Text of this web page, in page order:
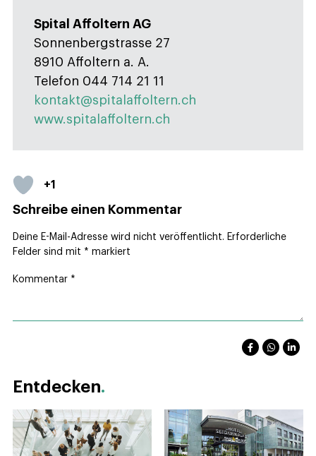
Spital Affoltern AG
Sonnenbergstrasse 27
8910 Affoltern a. A.
Telefon 044 714 21 11
kontakt@spitalaffoltern.ch
www.spitalaffoltern.ch
+1
Schreibe einen Kommentar
Deine E-Mail-Adresse wird nicht veröffentlicht. Erforderliche
Felder sind mit * markiert
Kommentar *
Entdecken